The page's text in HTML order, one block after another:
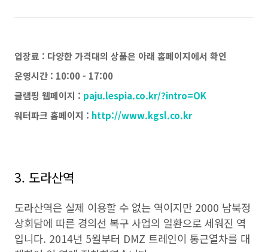
입장료 : 다양한 가격대의 상품은 아래 홈페이지에서 확인
운영시간 : 10:00 - 17:00
글램핑 웹페이지 : paju.lespia.co.kr/?intro=OK
워터파크 홈페이지 : http://www.kgsl.co.kr
3. 도라산역
도라산역은 실제 이용할 수 없는 역이지만 2000 남북정
상회담에 따른 경의선 복구 사업의 일환으로 세워진 역
입니다. 2014년 5월부터 DMZ 트레인이 통근열차를 대